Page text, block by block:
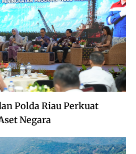
Polda Riau Perkuat
Negara